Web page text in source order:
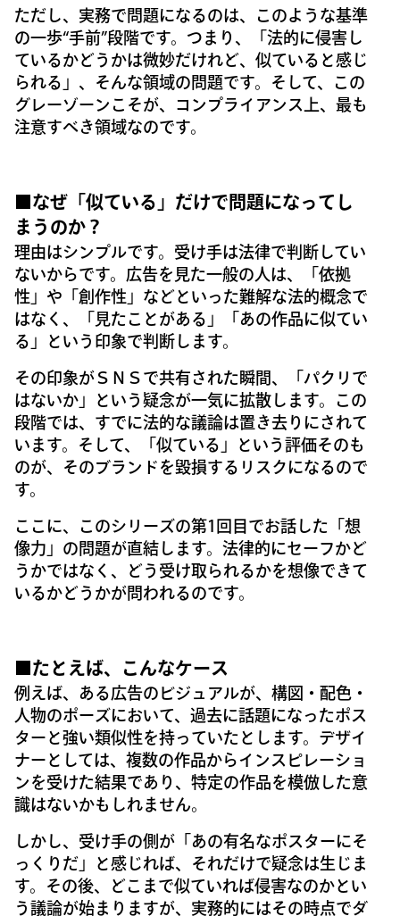
ただし、実務で問題になるのは、このような基準
の一歩“手前”段階です。つまり、「法的に侵害し
ているかどうかは微妙だけれど、似ていると感じ
られる」、そんな領域の問題です。そして、この
グレーゾーンこそが、コンプライアンス上、最も
注意すべき領域なのです。
■なぜ「似ている」だけで問題になってし
まうのか？
理由はシンプルです。受け手は法律で判断してい
ないからです。広告を見た一般の人は、「依拠
性」や「創作性」などといった難解な法的概念で
はなく、「見たことがある」「あの作品に似てい
る」という印象で判断します。
その印象がＳＮＳで共有された瞬間、「パクリで
はないか」という疑念が一気に拡散します。この
段階では、すでに法的な議論は置き去りにされて
います。そして、「似ている」という評価そのも
のが、そのブランドを毀損するリスクになるので
す。
ここに、このシリーズの第1回目でお話した「想
像力」の問題が直結します。法律的にセーフかど
うかではなく、どう受け取られるかを想像できて
いるかどうかが問われるのです。
■たとえば、こんなケース
例えば、ある広告のビジュアルが、構図・配色・
人物のポーズにおいて、過去に話題になったポス
ターと強い類似性を持っていたとします。デザイ
ナーとしては、複数の作品からインスピレーショ
ンを受けた結果であり、特定の作品を模倣した意
識はないかもしれません。
しかし、受け手の側が「あの有名なポスターにそ
っくりだ」と感じれば、それだけで疑念は生じま
す。その後、どこまで似ていれば侵害なのかとい
う議論が始まりますが、実務的にはその時点でダ